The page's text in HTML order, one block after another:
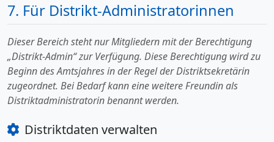
7. Für Distrikt-Administratorinnen
Dieser Bereich steht nur Mitgliedern mit der Berechtigung
„Distrikt-Admin“ zur Verfügung. Diese Berechtigung wird zu
Beginn des Amtsjahres in der Regel der Distriktsekretärin
zugeordnet. Bei Bedarf kann eine weitere Freundin als
Distriktadministratorin benannt werden.
Distriktdaten verwalten